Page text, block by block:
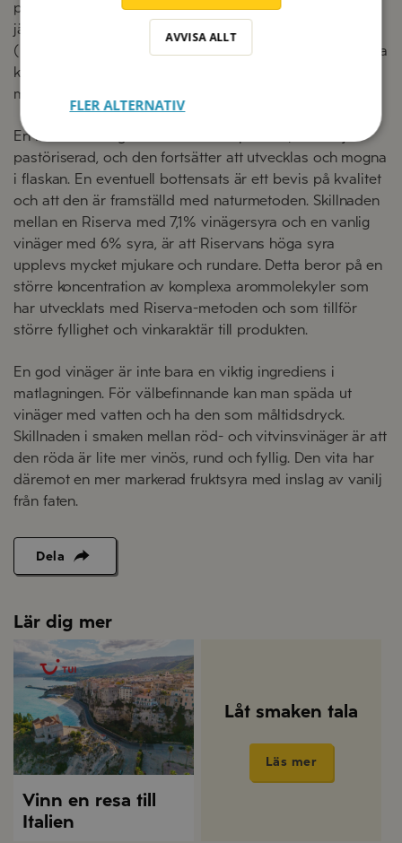
prima viner, rika på alkohol, frukter och aromer. Efter
jäsningen lagras Zeta Vinäger i minst 2 år på ekfat
(Riserva). Denna metod gör att syrans strama och sträva
karaktär mjukas upp och vinets aromer harmonieras
med vinägerns.
En Riserva-vinäger är en levande produkt, alltså ej
pastöriserad, och den fortsätter att utvecklas och mogna
i flaskan. En eventuell bottensats är ett bevis på kvalitet
och att den är framställd med naturmetoden. Skillnaden
mellan en Riserva med 7,1% vinägersyra och en vanlig
vinäger med 6% syra, är att Riservans höga syra
upplevs mycket mjukare och rundare. Detta beror på en
större koncentration av komplexa arommolekyler som
har utvecklats med Riserva-metoden och som tillför
större fyllighet och vinkaraktär till produkten.
En god vinäger är inte bara en viktig ingrediens i
matlagningen. För välbefinnande kan man späda ut
vinäger med vatten och ha den som måltidsdryck.
Skillnaden i smaken mellan röd- och vitvinsvinäger är att
den röda är lite mer vinös, rund och fyllig. Den vita har
däremot en mer markerad fruktsyra med inslag av vanilj
från faten.
Dela
Lär dig mer
Vinn en resa till
Italien
Låt smaken tala
Läs mer
AVVISA ALLT
FLER ALTERNATIV